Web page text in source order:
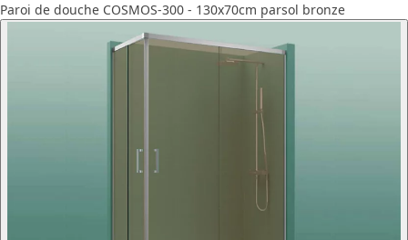
Paroi de douche COSMOS-300 - 130x70cm parsol bronze